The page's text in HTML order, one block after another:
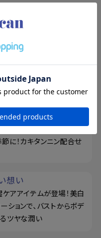
入会キャンペーン
夏の素肌を、もっと好き
お肌のニオイが気になり
に！カキタンニン配合せ
想い
アアイテムが登場！美白
ションで、バストからボデ
ツヤな潤い